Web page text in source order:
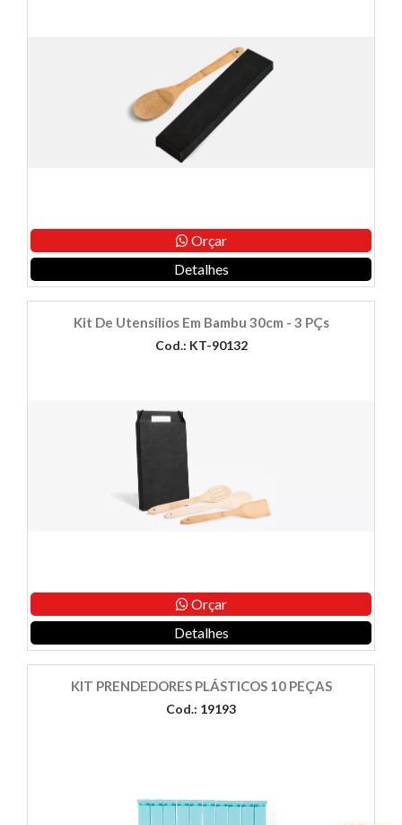
Orçar
Detalhes
Kit De Utensílios Em Bambu 30cm - 3 PÇs
Cod.: KT-90132
Orçar
Detalhes
KIT PRENDEDORES PLÁSTICOS 10 PEÇAS
Cod.: 19193